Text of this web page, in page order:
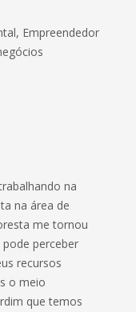
Empreendedor
na
na área de
me tornou
perceber
recursos
o meio
que temos